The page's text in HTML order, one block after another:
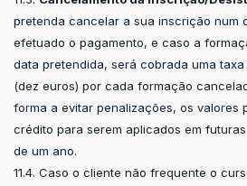
pretenda cancelar a sua inscrição num
efetuado o pagamento, e caso a
data pretendida, será cobrada uma taxa
(dez euros) por cada formação
forma a evitar penalizações, os valores
crédito para serem aplicados em
de um ano.
11.4. Caso o cliente não frequente o